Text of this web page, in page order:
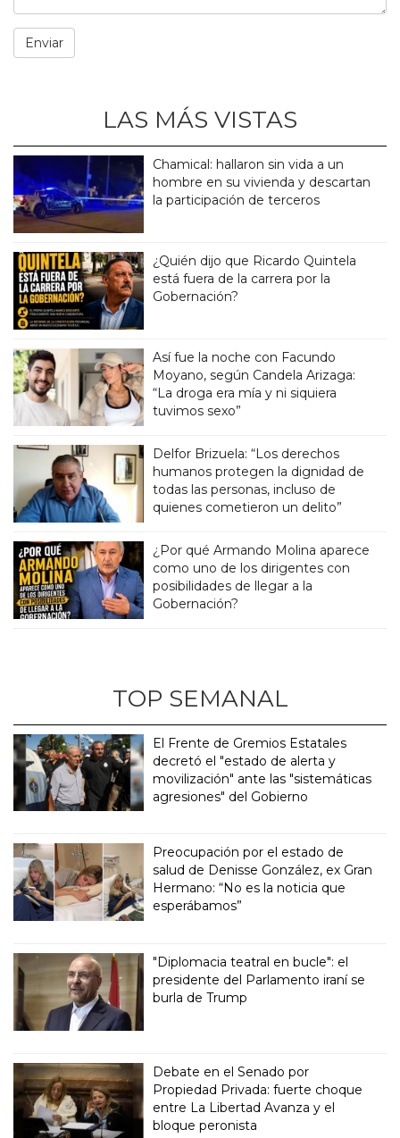
LAS MÁS VISTAS
Chamical: hallaron sin vida a un
hombre en su vivienda y descartan
la participación de terceros
¿Quién dijo que Ricardo Quintela
está fuera de la carrera por la
Gobernación?
Así fue la noche con Facundo
Moyano, según Candela Arizaga:
“La droga era mía y ni siquiera
tuvimos sexo”
Delfor Brizuela: “Los derechos
humanos protegen la dignidad de
todas las personas, incluso de
quienes cometieron un delito”
¿Por qué Armando Molina aparece
como uno de los dirigentes con
posibilidades de llegar a la
Gobernación?
TOP SEMANAL
El Frente de Gremios Estatales
decretó el "estado de alerta y
movilización" ante las "sistemáticas
agresiones" del Gobierno
Preocupación por el estado de
salud de Denisse González, ex Gran
Hermano: “No es la noticia que
esperábamos”
"Diplomacia teatral en bucle": el
presidente del Parlamento iraní se
burla de Trump
Debate en el Senado por
Propiedad Privada: fuerte choque
entre La Libertad Avanza y el
bloque peronista